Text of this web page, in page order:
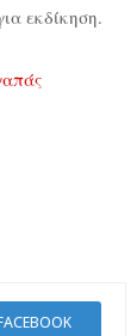
εκδίκηση.